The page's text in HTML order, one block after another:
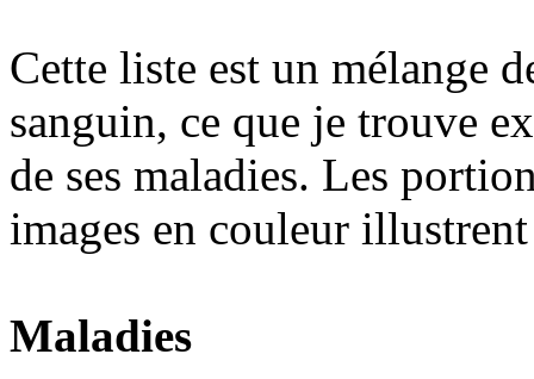
Cette liste est un mélange
sanguin, ce que je trouve
de ses maladies. Les
images en couleur
Maladies